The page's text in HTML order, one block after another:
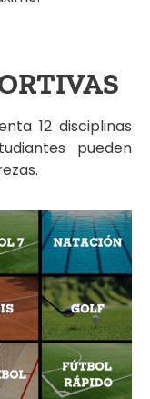
12 disciplinas
pueden